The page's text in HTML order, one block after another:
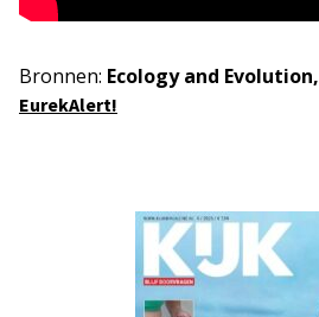
Bronnen: Ecology and Evolution,
EurekAlert!